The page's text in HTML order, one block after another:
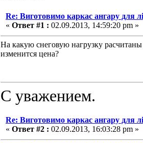
Re: Виготовимо каркас ангару для
« Ответ #1 : 02.09.2013, 14:59:20 pm »
На какую снеговую нагрузку
изменится цена?
С уважением.
Re: Виготовимо каркас ангару для
« Ответ #2 : 02.09.2013, 16:03:28 pm »